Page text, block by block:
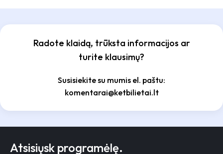
Radote klaidą, trūksta informacijos ar
turite klausimų?
Susisiekite su mumis el. paštu:
komentarai@ketbilietai.lt
Atsisiųsk programėlę.